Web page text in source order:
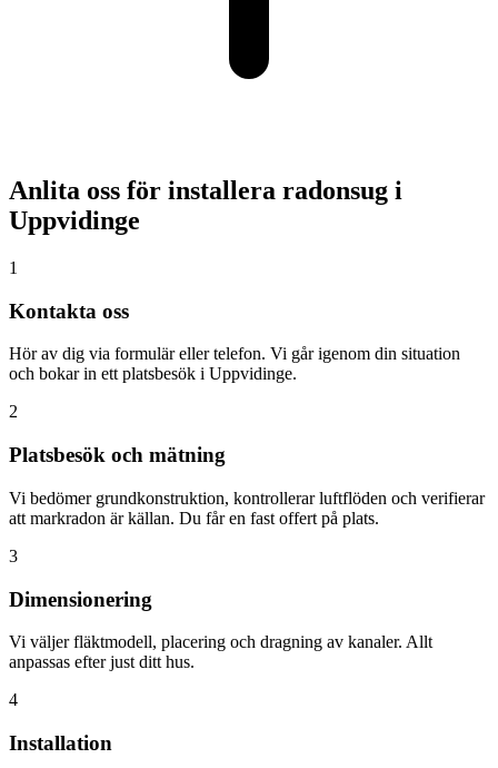
Anlita oss för installera radonsug i
Uppvidinge
1
Kontakta oss
Hör av dig via formulär eller telefon. Vi går igenom din situation
och bokar in ett platsbesök i Uppvidinge.
2
Platsbesök och mätning
Vi bedömer grundkonstruktion, kontrollerar luftflöden och verifierar
att markradon är källan. Du får en fast offert på plats.
3
Dimensionering
Vi väljer fläktmodell, placering och dragning av kanaler. Allt
anpassas efter just ditt hus.
4
Installation